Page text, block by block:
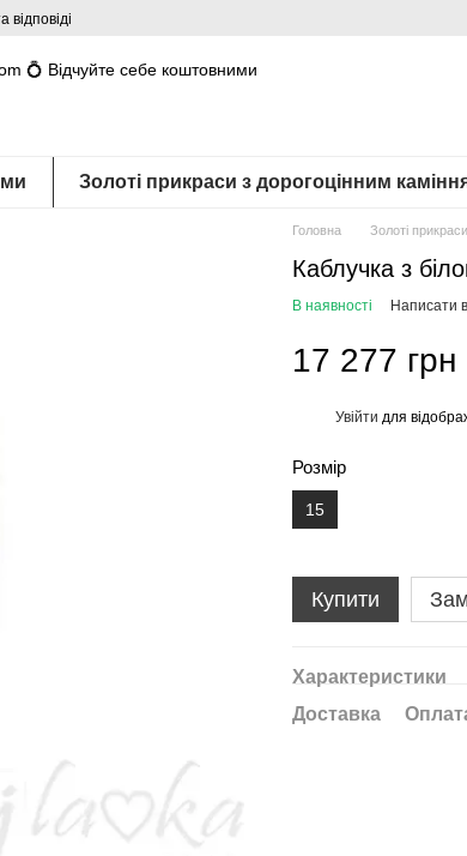
відповіді
💍 Відчуйте себе коштовними
Золоті прикраси з дорогоцінним
Головна Золоті
Каблучка з
В наявності Написати
17 277 грн
Увійти для
Розмір
15
Купити
Характеристики
Доставка